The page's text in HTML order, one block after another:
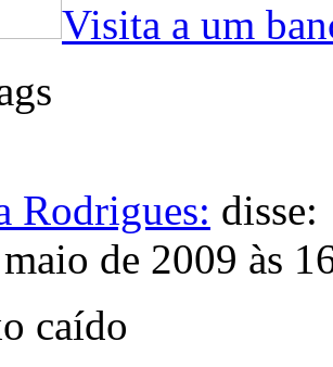
Visita a um
Rodrigues: disse:
de 2009 às
caído